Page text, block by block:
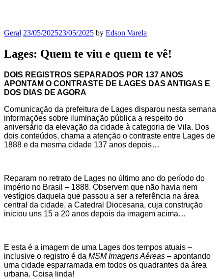
Geral 23/05/202523/05/2025 by Edson Varela
Lages: Quem te viu e quem te vê!
DOIS REGISTROS SEPARADOS POR 137 ANOS
APONTAM O CONTRASTE DE LAGES DAS ANTIGAS E
DOS DIAS DE AGORA
Comunicação da prefeitura de Lages disparou nesta semana
informações sobre iluminação pública a respeito do
aniversário da elevação da cidade à categoria de Vila. Dos
dois conteúdos, chama a atenção o contraste entre Lages de
1888 e da mesma cidade 137 anos depois…
Reparam no retrato de Lages no último ano do período do
império no Brasil – 1888. Observem que não havia nem
vestígios daquela que passou a ser a referência na área
central da cidade, a Catedral Diocesana, cuja construção
iniciou uns 15 a 20 anos depois da imagem acima…
E esta é a imagem de uma Lages dos tempos atuais –
inclusive o registro é da MSM Imagens Aéreas – apontando
uma cidade esparramada em todos os quadrantes da área
urbana. Coisa linda!